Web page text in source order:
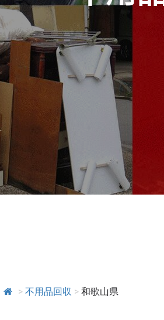
> 不用品回収 > 和歌山県